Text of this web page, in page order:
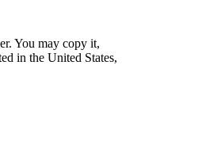
You may copy it,
in the United States,